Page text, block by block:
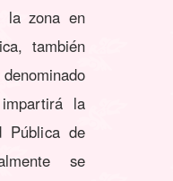
la zona en
también
la
Pública de
se